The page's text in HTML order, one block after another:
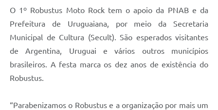
O 1º Robustus Moto Rock tem o apoio da PNAB e da
Prefeitura de Uruguaiana, por meio da Secretaria
Municipal de Cultura (Secult). São esperados visitantes
de Argentina, Uruguai e vários outros municípios
brasileiros. A festa marca os dez anos de existência do
Robustus.
“Parabenizamos o Robustus e a organização por mais um